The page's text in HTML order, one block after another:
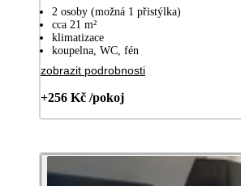
2 osoby (možná 1 přistýlka)
cca 21 m²
klimatizace
koupelna, WC, fén
zobrazit podrobnosti
+256 Kč /pokoj